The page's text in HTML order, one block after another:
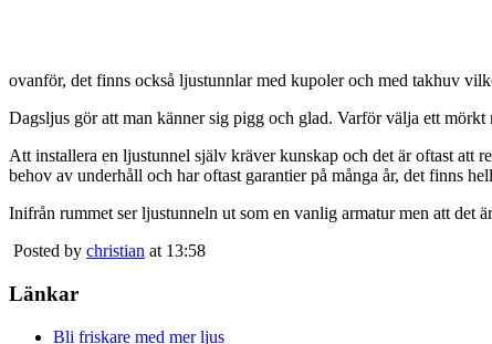
ovanför, det finns också ljustunnlar med kupoler och med takhuv
Dagsljus gör att man känner sig pigg och glad. Varför välja ett
Att installera en ljustunnel själv kräver kunskap och det är oftast att
behov av underhåll och har oftast garantier på många år, det finns
Inifrån rummet ser ljustunneln ut som en vanlig armatur men att det
Posted by christian at 13:58
Länkar
Bli friskare med mer ljus